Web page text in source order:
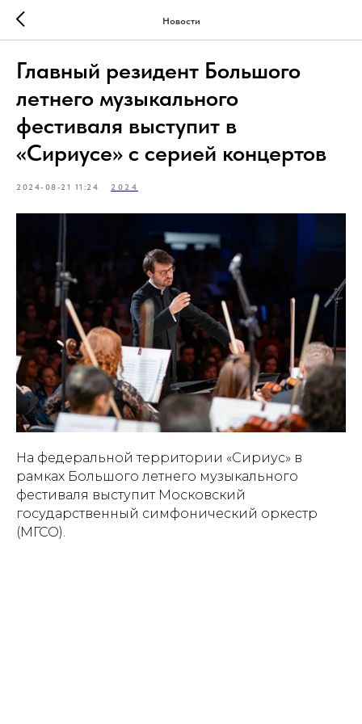
Новости
Главный резидент Большого
летнего музыкального
фестиваля выступит в
«Сириусе» с серией концертов
2024-08-21 11:24 2024
На федеральной территории «Сириус» в
рамках Большого летнего музыкального
фестиваля выступит Московский
государственный симфонический оркестр
(МГСО).